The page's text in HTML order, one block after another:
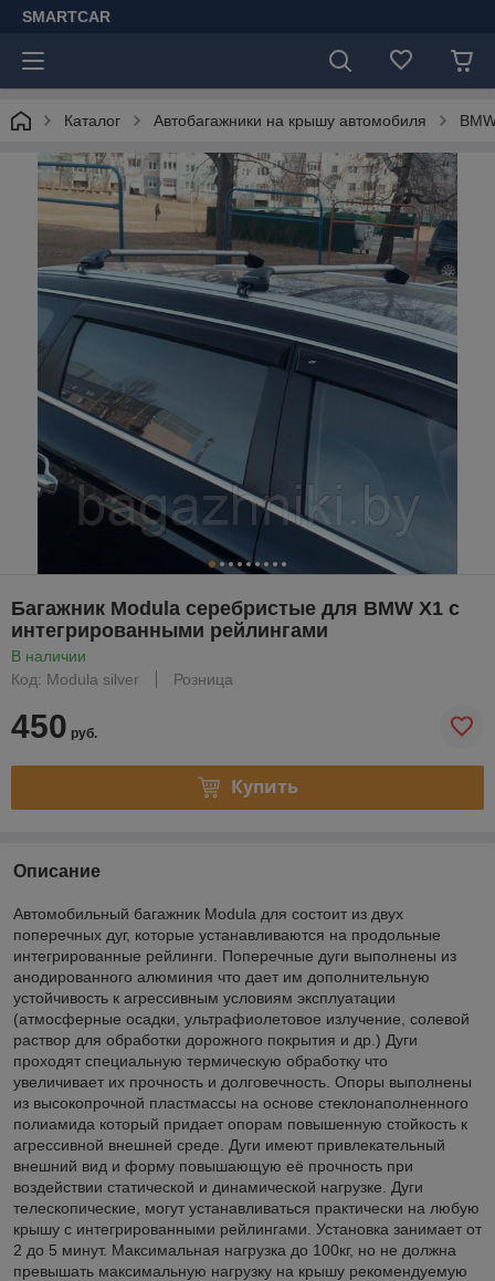
SMARTCAR
Каталог Автобагажники на крышу автомобиля
Багажник Modula серебристые для BMW X1 с
интегрированными рейлингами
В наличии
Код: Modula silver
Розница
450 руб.
Купить
Описание
Автомобильный багажник Modula для состоит из двух
поперечных дуг, которые устанавливаются на продольные
интегрированные рейлинги. Поперечные дуги выполнены из
анодированного алюминия что дает им дополнительную
устойчивость к агрессивным условиям эксплуатации
(атмосферные осадки, ультрафиолетовое излучение, солевой
раствор для обработки дорожного покрытия и др.) Дуги
проходят специальную термическую обработку что
увеличивает их прочность и долговечность. Опоры выполнены
из высокопрочной пластмассы на основе стеклонаполненного
полиамида который придает опорам повышенную стойкость к
агрессивной внешней среде. Дуги имеют привлекательный
внешний вид и форму повышающую её прочность при
воздействии статической и динамической нагрузке. Дуги
телескопические, могут устанавливаться практически на любую
крышу с интегрированными рейлингами. Установка занимает от
2 до 5 минут. Максимальная нагрузка до 100кг, но не должна
превышать максимальную нагрузку на крышу рекомендуемую